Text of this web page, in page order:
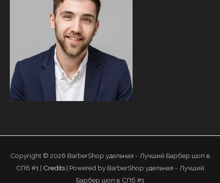
Copyright © 2026 BarberShop удельная - Лучший Барбер шоп в
СПб #1 | Credits| Powered by BarberShop удельная - Лучший
Барбер шоп в СПб #1